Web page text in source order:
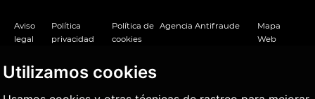
Utilizamos cookies
Aviso
legal
Política
privacidad
Política de
cookies
Agencia Antifraude
Mapa
Web